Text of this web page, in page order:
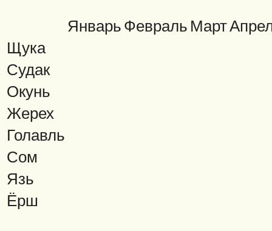
ЯнварьФевраль Март
Щука
Судак
Окунь
Жерех
Голавль
Сом
Язь
Ёрш